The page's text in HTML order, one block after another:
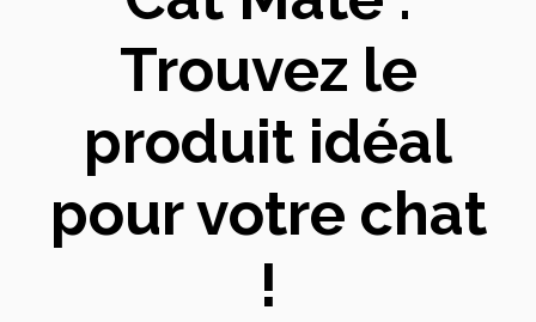
Trouvez le
produit idéal
pour votre chat
!